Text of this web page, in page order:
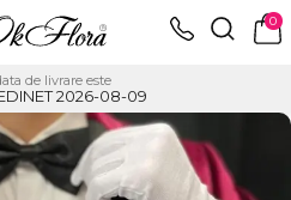
0
de livrare este
2026-08-09